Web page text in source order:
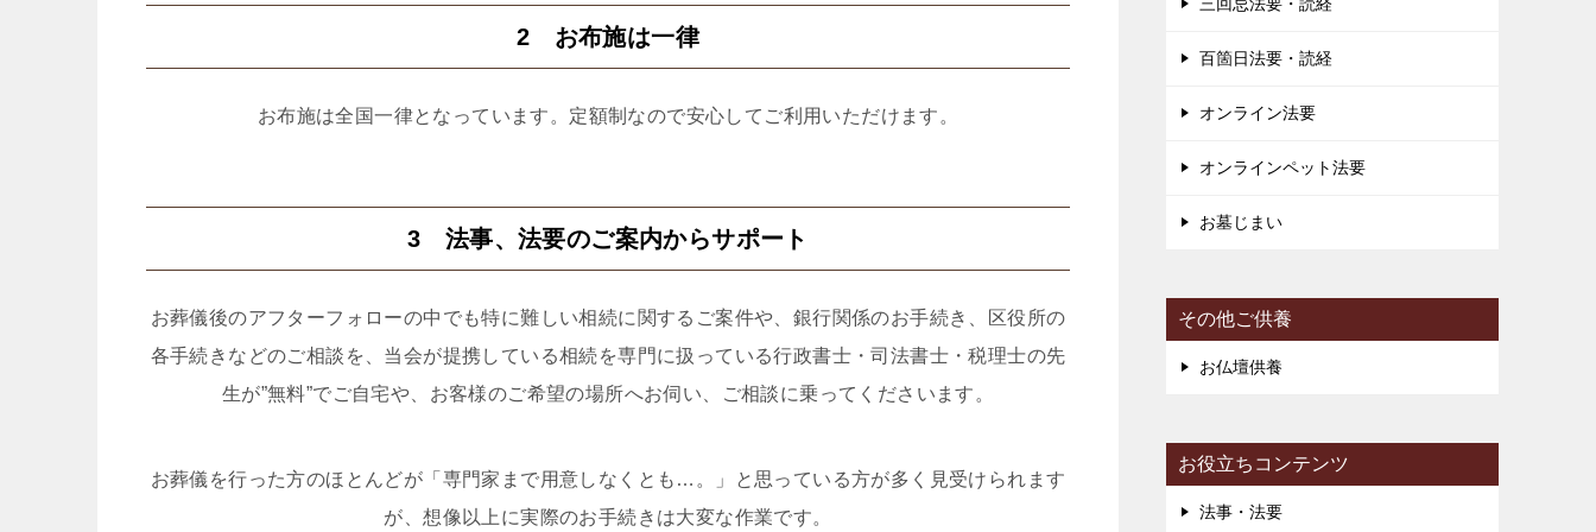
2 お布施は一律
お布施は全国一律となっています。定額制なので安心してご利用いただけます。
3 法事、法要のご案内からサポート
お葬儀後のアフターフォローの中でも特に難しい相続に関するご案件や、銀行関係のお手続き、区役所の
各手続きなどのご相談を、当会が提携している相続を専門に扱っている行政書士・司法書士・税理士の先
生が”無料”でご自宅や、お客様のご希望の場所へお伺い、ご相談に乗ってくださいます。
お葬儀を行った方のほとんどが「専門家まで用意しなくとも…。」と思っている方が多く見受けられます
が、想像以上に実際のお手続きは大変な作業です。
百箇日法要・読経
オンライン法要
オンラインペット法要
お墓じまい
その他ご供養
お仏壇供養
お役立ちコンテンツ
法事・法要